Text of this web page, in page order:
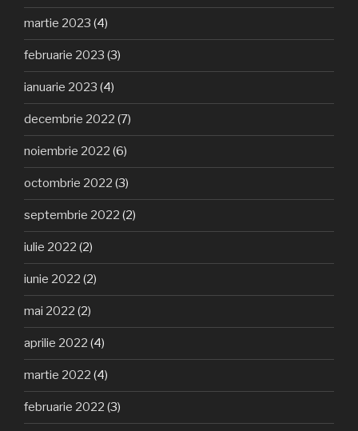
martie 2023 (4)
februarie 2023 (3)
ianuarie 2023 (4)
decembrie 2022 (7)
noiembrie 2022 (6)
octombrie 2022 (3)
septembrie 2022 (2)
iulie 2022 (2)
iunie 2022 (2)
mai 2022 (2)
aprilie 2022 (4)
martie 2022 (4)
februarie 2022 (3)